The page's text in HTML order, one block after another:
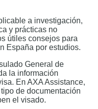
a investigación,
y prácticas no
útiles consejos para
España por estudios.
General de
la información
En AXA Assistance,
de documentación
el visado.